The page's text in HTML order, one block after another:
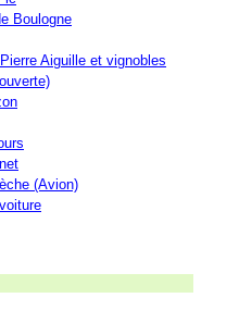
Boulogne
Aiguille et vignobles
(Avion)